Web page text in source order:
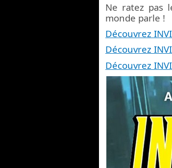
Ne ratez pas
monde parle !
Découvrez
Découvrez
Découvrez